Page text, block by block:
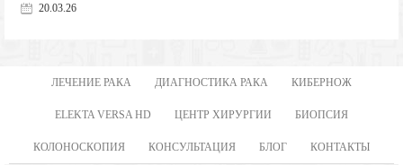
20.03.26
ЛЕЧЕНИЕ РАКА ДИАГНОСТИКА РАКА КИБЕРНОЖ
ELEKTA VERSA HD ЦЕНТР ХИРУРГИИ БИОПСИЯ
КОЛОНОСКОПИЯ КОНСУЛЬТАЦИЯ БЛОГ КОНТАКТЫ